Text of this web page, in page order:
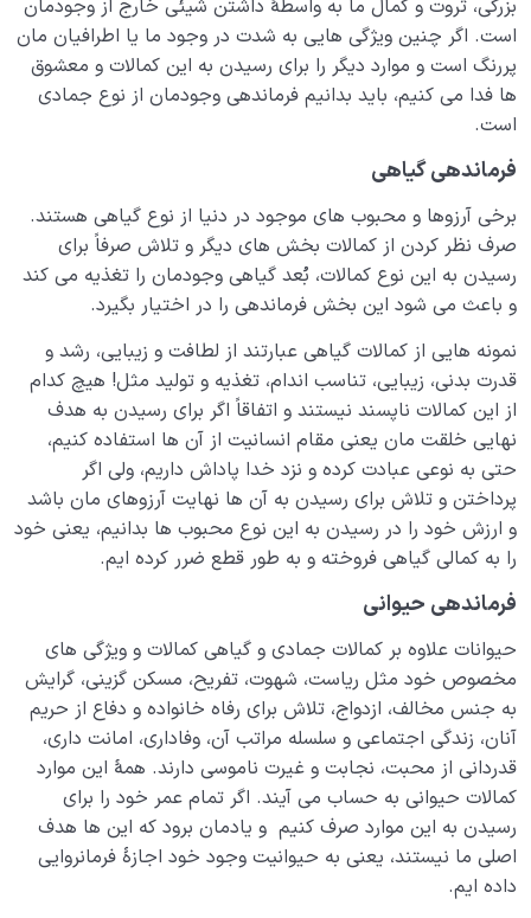
بزرگی، ثروت و کمال ما به‌ واسطۀ داشتن شیئی خارج از وجودمان
است. اگر چنین ویژگی‌ هایی به شدت در وجود ما یا اطرافیان مان
پر‌رنگ است و موارد دیگر را برای رسیدن به این کمالات و معشوق
ها فدا می‌ کنیم، باید بدانیم فرماندهی وجودمان از نوع جمادی
است.
فرماندهی گیاهی
برخی آرزوها و محبوب های موجود در دنیا از نوع گیاهی هستند.
صرف‌ نظر کردن از کمالات بخش‌ های دیگر و تلاش صرفاً برای
رسیدن به این نوع کمالات، بُعد گیاهی وجودمان را تغذیه می‌ کند
و باعث می‌ شود این بخش فرماندهی را در اختیار بگیرد.
نمونه‌ هایی از کمالات گیاهی عبارتند از لطافت و زیبایی، رشد و
قدرت بدنی، زیبایی، تناسب اندام، تغذیه و تولید مثل! هیچ‌ کدام
از این کمالات ناپسند نیستند و اتفاقاً اگر برای رسیدن به هدف
نهایی خلقت‌ مان یعنی مقام انسانیت از آن‌ ها استفاده کنیم،
حتی به نوعی عبادت کرده و نزد خدا پاداش داریم، ولی اگر
پرداختن و تلاش برای رسیدن به آن‌ ها نهایت آرزوهای مان باشد
و ارزش خود را در رسیدن به این نوع محبوب ها بدانیم، یعنی خود
را به کمالی گیاهی فروخته‌ و به طور قطع ضرر کرده‌ ایم.
فرماندهی حیوانی
حیوانات علاوه بر کمالات جمادی و گیاهی کمالات و ویژگی‌ های
مخصوص خود مثل ریاست، شهوت، تفریح، مسکن‌ گزینی، گرایش
به جنس مخالف، ازدواج، تلاش برای رفاه خانواده و دفاع از حریم
آنان، زندگی اجتماعی و سلسله مراتب آن، وفاداری، امانت داری،
قدردانی از محبت، نجابت و غیرت ناموسی دارند. همۀ این موارد
کمالات حیوانی به حساب می‌ آیند. اگر تمام عمر خود را برای
رسیدن به این موارد صرف کنیم و یادمان برود که این‌ ها هدف
اصلی ما نیستند، یعنی به حیوانیت وجود خود اجازۀ فرمانروایی
داده‌ ایم.